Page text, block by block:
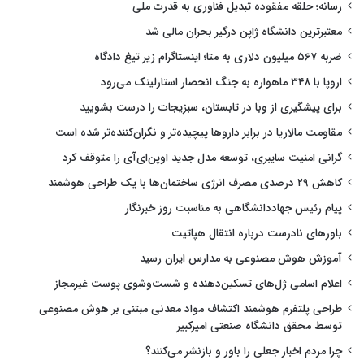
رسانه؛ حلقه مفقوده تبدیل فناوری به قدرت ملی
معتبرترین دانشگاه ژاپن درگیر بحران مالی شد
ضربه ۵۶۷ میلیون دلاری به متا؛ اینستاگرام زیر تیغ دادگاه
اروپا با ۳۴۸ ماهواره به جنگ انحصار استارلینک می‌رود
برای پیشگیری از وبا در تابستان، سبزیجات را درست بشویید
مقاومت مالاریا در برابر داروها پیچیده‌تر و نگران‌کننده‌تر شده است
گرانی امنیت سایبری، توسعه مدل جدید اوپن‌ای‌آی را متوقف کرد
کاهش ۲۹ درصدی مصرف انرژی ساختمان‌ها با یک طراحی هوشمند
پیام رئیس جهاددانشگاهی به مناسبت روز خبرنگار
باورهای نادرست درباره انتقال هپاتیت
آموزش هوش مصنوعی به مدارس ایران رسید
اعلام اسامی ژل‌های تسکین‌دهنده و شست‌وشوی پوست غیرمجاز
طراحی پلتفرم هوشمند اکتشاف مواد معدنی مبتنی بر هوش مصنوعی
توسط محقق دانشگاه صنعتی امیرکبیر
چرا مردم اخبار جعلی را باور و بازنشر می‌کنند؟